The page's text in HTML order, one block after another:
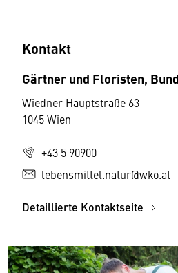
Kontakt
Gärtner und Floristen,
Wiedner Hauptstraße 63
1045 Wien
+43 5 90900
lebensmittel.natur@wko.at
Detaillierte Kontaktseite